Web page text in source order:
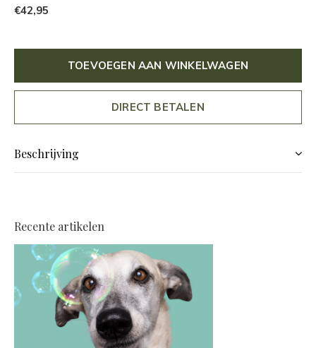
€42,95
TOEVOEGEN AAN WINKELWAGEN
DIRECT BETALEN
Beschrijving
Recente artikelen